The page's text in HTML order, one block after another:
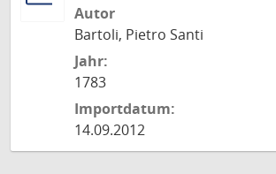
Autor
Bartoli, Pietro Santi
Jahr:
1783
Importdatum:
14.09.2012